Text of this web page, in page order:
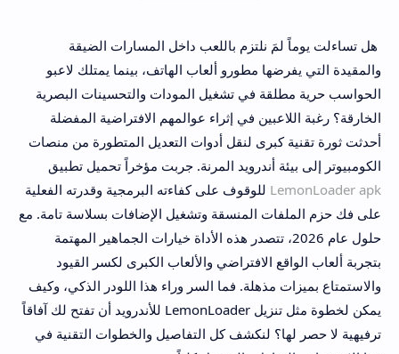
هل تساءلت يوماً لمَ نلتزم باللعب داخل المسارات الضيقة
والمقيدة التي يفرضها مطورو ألعاب الهاتف، بينما يمتلك لاعبو
الحواسب حرية مطلقة في تشغيل المودات والتحسينات البصرية
الخارقة؟ رغبة اللاعبين في إثراء عوالمهم الافتراضية المفضلة
أحدثت ثورة تقنية كبرى لنقل أدوات التعديل المتطورة من منصات
الكومبيوتر إلى بيئة أندرويد المرنة. جربت مؤخراً تحميل تطبيق
LemonLoader apk للوقوف على كفاءته البرمجية وقدرته الفعلية
على فك حزم الملفات المنسقة وتشغيل الإضافات بسلاسة تامة. مع
حلول عام 2026، تتصدر هذه الأداة خيارات الجماهير المهتمة
بتجربة ألعاب الواقع الافتراضي والألعاب الكبرى لكسر القيود
والاستمتاع بميزات مذهلة. فما السر وراء هذا اللودر الذكي، وكيف
يمكن لخطوة مثل تنزيل LemonLoader للأندرويد أن تفتح لك آفاقاً
ترفيهية لا حصر لها؟ لنكشف كل التفاصيل والخطوات التقنية في